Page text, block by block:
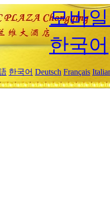
모바
한국어
한국어 Deutsch Français